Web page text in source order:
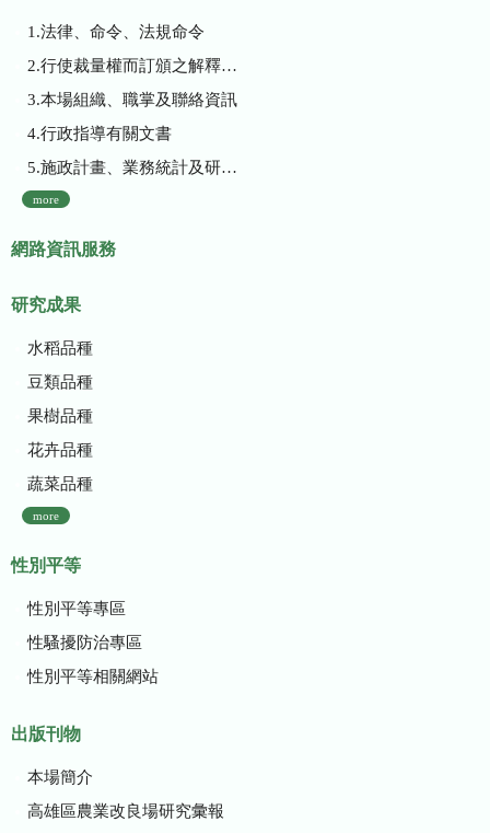
1.法律、命令、法規命令
2.行使裁量權而訂頒之解釋性規定及裁量基準
3.本場組織、職掌及聯絡資訊
4.行政指導有關文書
5.施政計畫、業務統計及研究報告
more
網路資訊服務
研究成果
水稻品種
豆類品種
果樹品種
花卉品種
蔬菜品種
more
性別平等
性別平等專區
性騷擾防治專區
性別平等相關網站
出版刊物
本場簡介
高雄區農業改良場研究彙報